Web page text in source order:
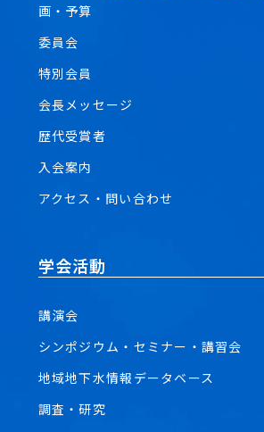
画・予算
委員会
特別会員
会長メッセージ
歴代受賞者
入会案内
アクセス・問い合わせ
学会活動
講演会
シンポジウム・セミナー・講習会
地域地下水情報データベース
調査・研究